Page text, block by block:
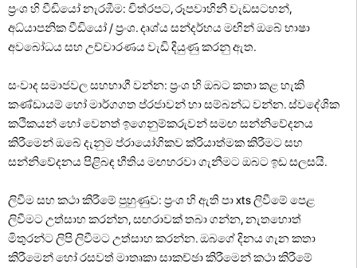
ප්‍රංශ හි වීඩියෝ නැරඹීම: චිත්රපට, රූපවාහිනී වැඩසටහන්,
අධ්යාපනික වීඩියෝ / ප්‍රංශ. දෘශ්ය සන්දර්භය මඟින් ඔබේ භාෂා
අවබෝධය සහ උච්චාරණය වැඩි දියුණු කරනු ඇත.
සංවාද සමාජවල සහභාගී වන්න: ප්‍රංශ හි ඔබට කතා කළ හැකි
කණ්ඩායම් හෝ මාර්ගගත ප්රජාවන් හා සම්බන්ධ වන්න. ස්වදේශික
කථිකයන් හෝ වෙනත් ඉගෙනුම්කරුවන් සමඟ සන්නිවේදනය
කිරීමෙන් ඔබේ දැනුම ප්රායෝගිකව ක්රියාත්මක කිරීමට සහ
සන්නිවේදනය පිළිබඳ භීතිය මඟහරවා ගැනීමට ඔබට ඉඩ සලසයි.
ලිවීම සහ කථා කිරීමේ පුහුණුව: ප්‍රංශ හි ඇති පා xts ලිවීමේ පෙළ
ලිවීමට උත්සාහ කරන්න, සඟරාවක් තබා ගන්න, නැතහොත්
මිතුරන්ට ලිපි ලිවීමට උත්සාහ කරන්න. ඔබගේ දිනය ගැන කතා
කිරීමෙන් හෝ රසවත් මාතෘකා සාකච්ඡා කිරීමෙන් කථා කිරීමේ